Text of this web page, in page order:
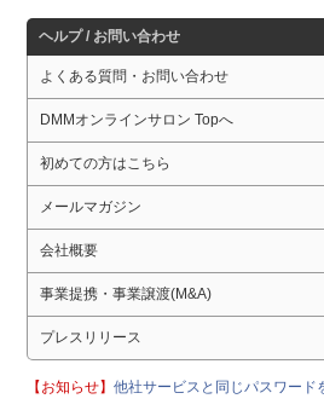
ヘルプ / お問い合わせ
よくある質問・お問い合わせ
DMMオンラインサロン Topへ
初めての方はこちら
メールマガジン
会社概要
事業提携・事業譲渡(M&A)
プレスリリース
【お知らせ】他社サービスと同じパスワード